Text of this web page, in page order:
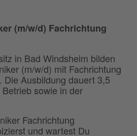
(m/w/d) Fachrichtung
in Bad Windsheim bilden
(m/w/d) mit Fachrichtung
Die Ausbildung dauert 3,5
sowie in der
Fachrichtung
und wartest Du